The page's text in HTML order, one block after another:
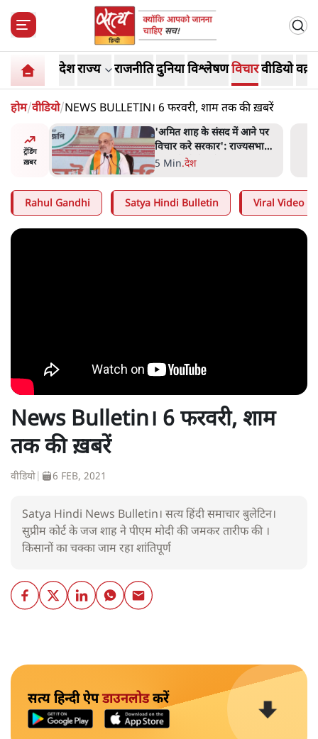
देशराज्य राजनीतिदुनियाविश्लेषणविचारवीडियो
होम/वीडियो/NEWS BULLETIN। 6 फरवरी, शाम तक की ख़बरें
ट्रेंडिंग
ख़बर
शाह के ख़िलाफ़ संसद में विपक्ष का
मार्च, 'गृह मंत्री मुंह छुपा रहे हैं
क्योंकि वो छात्रों के गुनहगार हैं'
5 Min.देश
Rahul Gandhi Satya Hindi Bulletin Viral Video
News Bulletin। 6 फरवरी, शाम
तक की ख़बरें
वीडियो 6 FEB, 2021
Satya Hindi News Bulletin। सत्य हिंदी समाचार बुलेटिन।
सुप्रीम कोर्ट के जज शाह ने पीएम मोदी की जमकर तारीफ की ।
किसानों का चक्का जाम रहा शांतिपूर्ण
सत्य हिन्दी ऐपडाउनलोडकरें